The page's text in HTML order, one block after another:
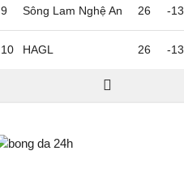
9 Sông Lam Nghệ An 26 -13
10 HAGL 26 -13